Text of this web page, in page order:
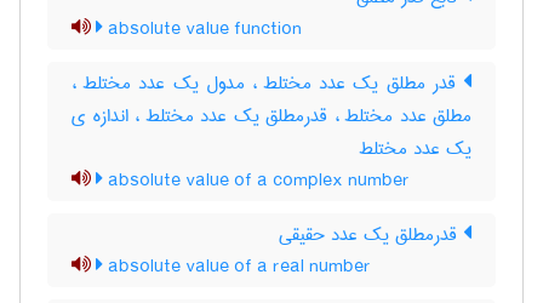
absolute value function
قدر مطلق یک عدد مختلط ، مدول یک عدد مختلط ،
مطلق عدد مختلط ، قدرمطلق یک عدد مختلط ، اندازه ی
یک عدد مختلط
absolute value of a complex number
قدرمطلق یک عدد حقیقی
absolute value of a real number